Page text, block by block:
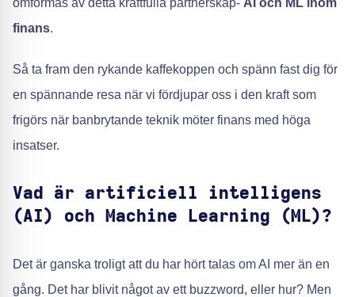
omformas av detta kraftfulla partnerskap- AI och ML inom
finans.
Så ta fram den rykande kaffekoppen och spänn fast dig för
en spännande resa när vi fördjupar oss i den kraft som
frigörs när banbrytande teknik möter finans med höga
insatser.
Vad är artificiell intelligens
(AI) och Machine Learning (ML)?
Det är ganska troligt att du har hört talas om AI mer än en
gång. Det har blivit något av ett buzzword, eller hur? Men